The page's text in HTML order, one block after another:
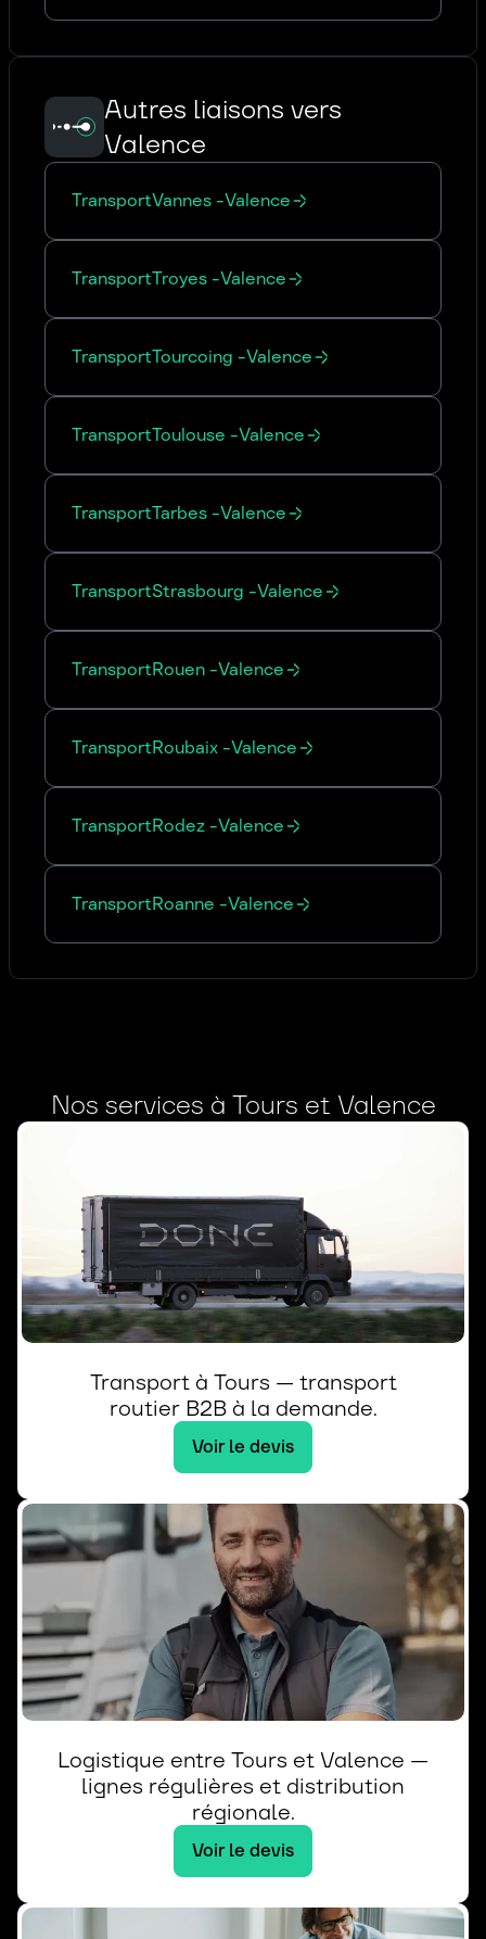
Autres liaisons vers
Valence
TransportVannes -Valence
TransportTroyes -Valence
TransportTourcoing -Valence
TransportToulouse -Valence
TransportTarbes -Valence
TransportStrasbourg -Valence
TransportRouen -Valence
TransportRoubaix -Valence
TransportRodez -Valence
TransportRoanne -Valence
Nos services à Tours et Valence
Transport à Tours — transport
routier B2B à la demande.
Voir le devis
Logistique entre Tours et Valence —
lignes régulières et distribution
régionale.
Voir le devis